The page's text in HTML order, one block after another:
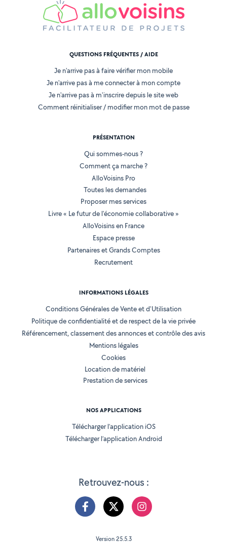
Retrouvez-nous :
QUESTIONS FRÉQUENTES / AIDE
Je n'arrive pas à faire vérifier mon mobile
Je n'arrive pas à me connecter à mon compte
Je n'arrive pas à m'inscrire depuis le site web
Comment réinitialiser / modifier mon mot de passe
PRÉSENTATION
Qui sommes-nous ?
Comment ça marche ?
AlloVoisins Pro
Toutes les demandes
Proposer mes services
Livre « Le futur de l'économie collaborative »
AlloVoisins en France
Espace presse
Partenaires et Grands Comptes
Recrutement
INFORMATIONS LÉGALES
Conditions Générales de Vente et d'Utilisation
Politique de confidentialité et de respect de la vie privée
Référencement, classement des annonces et contrôle des avis
Mentions légales
Cookies
Location de matériel
Prestation de services
NOS APPLICATIONS
Télécharger l’application iOS
Télécharger l’application Android
Version 25.5.3